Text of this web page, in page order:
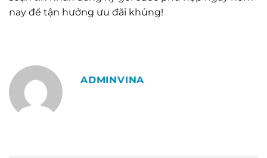
nay để tận hưởng ưu đãi khủng!
ADMINVINA